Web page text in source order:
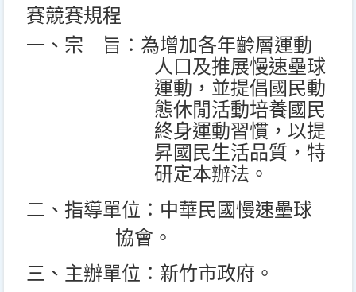
賽競賽規程
一、宗
旨：為增加各年齡層運動
人口及推展慢速壘球
運動，並提倡國民動
態休閒活動培養國民
終身運動習慣，以提
昇國民生活品質，特
研定本辦法。
二、指導單位：中華民國慢速壘球
協會。
三、主辦單位：新竹市政府。